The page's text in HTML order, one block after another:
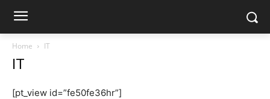
Home IT
IT
[pt_view id=”fe50fe36hr”]